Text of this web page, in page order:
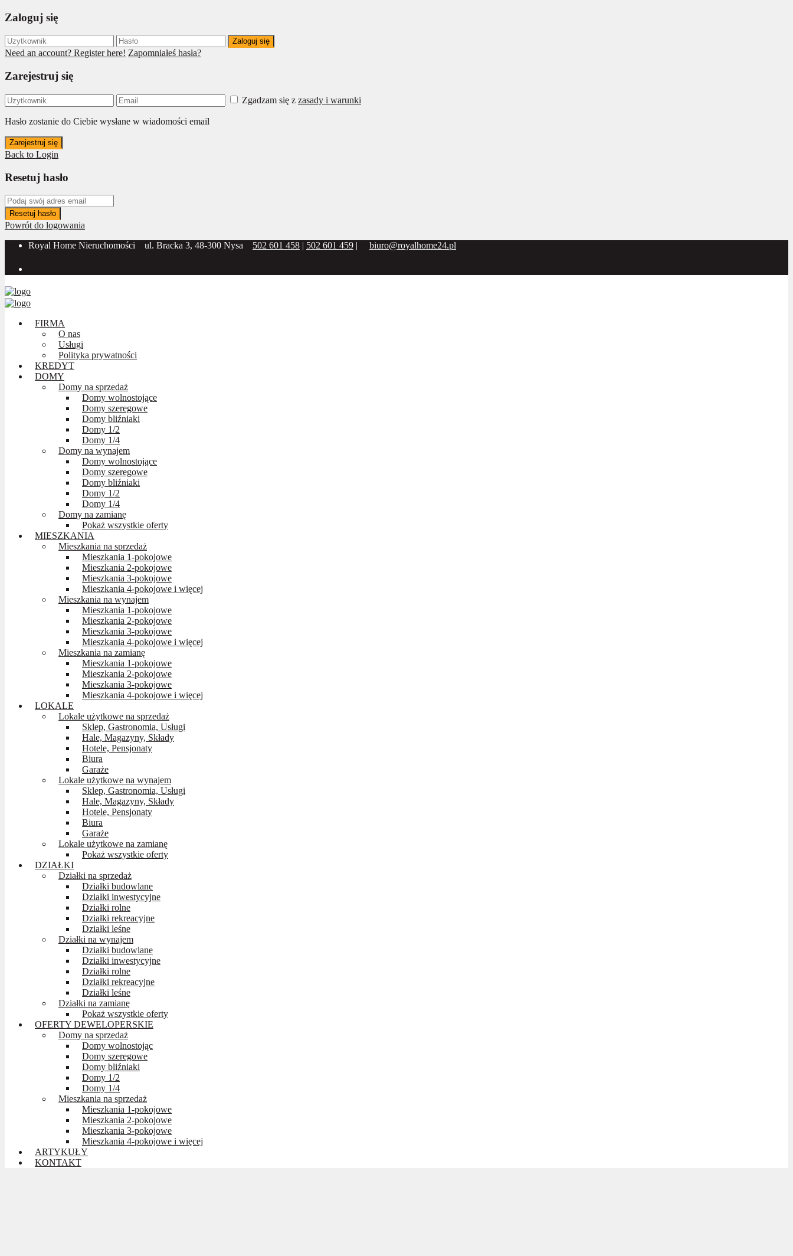
Zaloguj się
Zaloguj się
Need an account? Register here! Zapomniałeś hasła?
Zarejestruj się
Zgadzam się z zasady i warunki
Hasło zostanie do Ciebie wysłane w wiadomości email
Zarejestruj się
Back to Login
Resetuj hasło
Resetuj hasło
Powrót do logowania
Royal Home Nieruchomości
ul. Bracka 3, 48-300 Nysa 502 601 458 | 502 601 459 | biuro@royalhome24.pl
FIRMA
O nas
Usługi
Polityka prywatności
KREDYT
DOMY
Domy na sprzedaż
Domy wolnostojące
Domy szeregowe
Domy bliźniaki
Domy 1/2
Domy 1/4
Domy na wynajem
Domy wolnostojące
Domy szeregowe
Domy bliźniaki
Domy 1/2
Domy 1/4
Domy na zamianę
Pokaż wszystkie oferty
MIESZKANIA
Mieszkania na sprzedaż
Mieszkania 1-pokojowe
Mieszkania 2-pokojowe
Mieszkania 3-pokojowe
Mieszkania 4-pokojowe i więcej
Mieszkania na wynajem
Mieszkania 1-pokojowe
Mieszkania 2-pokojowe
Mieszkania 3-pokojowe
Mieszkania 4-pokojowe i więcej
Mieszkania na zamianę
Mieszkania 1-pokojowe
Mieszkania 2-pokojowe
Mieszkania 3-pokojowe
Mieszkania 4-pokojowe i więcej
LOKALE
Lokale użytkowe na sprzedaż
Sklep, Gastronomia, Usługi
Hale, Magazyny, Składy
Hotele, Pensjonaty
Biura
Garaże
Lokale użytkowe na wynajem
Sklep, Gastronomia, Usługi
Hale, Magazyny, Składy
Hotele, Pensjonaty
Biura
Garaże
Lokale użytkowe na zamianę
Pokaż wszystkie oferty
DZIAŁKI
Działki na sprzedaż
Działki budowlane
Działki inwestycyjne
Działki rolne
Działki rekreacyjne
Działki leśne
Działki na wynajem
Działki budowlane
Działki inwestycyjne
Działki rolne
Działki rekreacyjne
Działki leśne
Działki na zamianę
Pokaż wszystkie oferty
OFERTY DEWELOPERSKIE
Domy na sprzedaż
Domy wolnostojąc
Domy szeregowe
Domy bliźniaki
Domy 1/2
Domy 1/4
Mieszkania na sprzedaż
Mieszkania 1-pokojowe
Mieszkania 2-pokojowe
Mieszkania 3-pokojowe
Mieszkania 4-pokojowe i więcej
ARTYKUŁY
KONTAKT